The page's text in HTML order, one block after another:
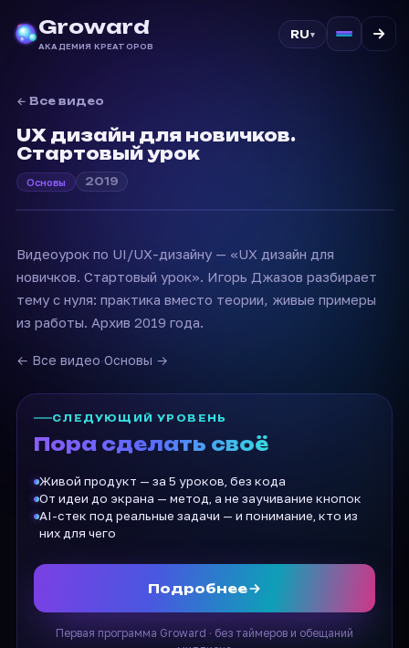
Groward
АКАДЕМИЯ КРЕАТОРОВ
RU▾
← Все видео
UX дизайн для новичков.
Стартовый урок
Основы 2019
Видеоурок по UI/UX-дизайну — «UX дизайн для
новичков. Стартовый урок». Игорь Джазов разбирает
тему с нуля: практика вместо теории, живые примеры
из работы. Архив 2019 года.
← Все видео·Основы →
СЛЕДУЮЩИЙ УРОВЕНЬ
Пора сделать своё
Живой продукт — за 5 уроков, без кода
От идеи до экрана — метод, а не заучивание кнопок
AI-стек под реальные задачи — и понимание, кто из
них для чего
Подробнее
Первая программа Groward · без таймеров и обещаний